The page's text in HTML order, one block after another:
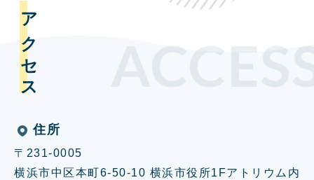
アクセス
住所
〒231-0005
横浜市中区本町6-50-10 横浜市役所1Fアトリウム内